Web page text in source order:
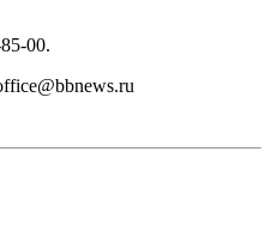
00.